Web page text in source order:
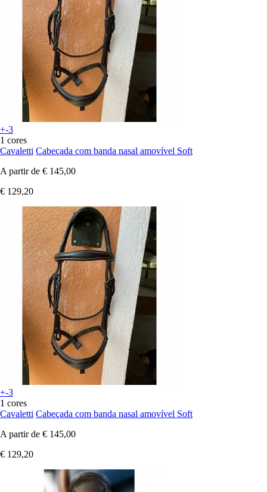
+-3
1 cores
Cavaletti Cabeçada com banda nasal amovível Soft
A partir de € 145,00
€ 129,20
+-3
1 cores
Cavaletti Cabeçada com banda nasal amovível Soft
A partir de € 145,00
€ 129,20